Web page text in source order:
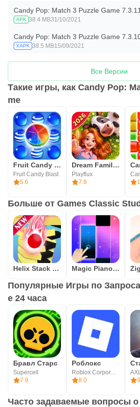
Candy Pop: Match 3 Puzzle Game 7.3.11
APK 38.4 MB31/10/2021
Candy Pop: Match 3 Puzzle Game
XAPK 38.5 MB15/09/2021
Все Версии
Такие игры, как Candy Pop:
me
Fruit Candy Blast
Fruit Candy Blast
5.6
Dream Family: Три в ряд
Playflux
7.8
Больше от Games Classic
Helix Stack Smash: Jump Ball Magic Piano Tiles - Kpop BTS
Популярные Игры по
е 24 часа
Бравл Старс
Supercell
7.9
Роблокс
Roblox Corporation
8.0
Часто задаваемые вопросы о